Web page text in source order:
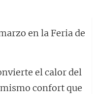
en la Feria de
el calor del
confort que